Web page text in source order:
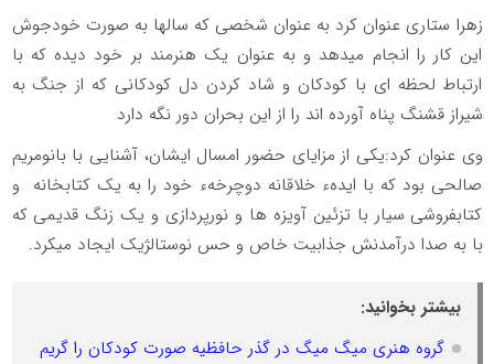
زهرا ستاری عنوان کرد به عنوان شخصی که سالها به صورت خودجوش
این کار را انجام میدهد و به عنوان یک هنرمند بر خود دیده که با
ارتباط لحظه ای با کودکان و شاد کردن دل کودکانی که از جنگ به
شیراز قشنگ پناه آورده اند را از این بحران دور نگه دارد
وی عنوان کرد:یکی از مزایای حضور امسال ایشان، آشنایی با بانومریم
صالحی بود که با ایدهء خلاقانه دوچرخهء خود را به یک کتابخانه ‌ و
کتابفروشی سیار با تزئین آویزه ها و نورپردازی و یک زنگ قدیمی که
با به صدا درآمدنش جذابیت خاص و حس نوستالژیک ایجاد میکرد.
بیشتر بخوانید:
گروه هنری میگ میگ در گذر حافظیه صورت کودکان را گریم